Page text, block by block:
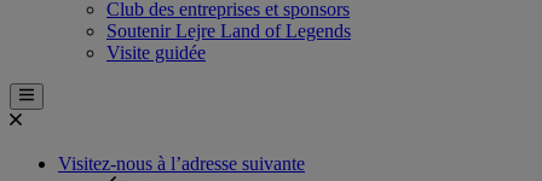
Club des entreprises et sponsors
Soutenir Lejre Land of Legends
Visite guidée
Visitez-nous à l’adresse suivante